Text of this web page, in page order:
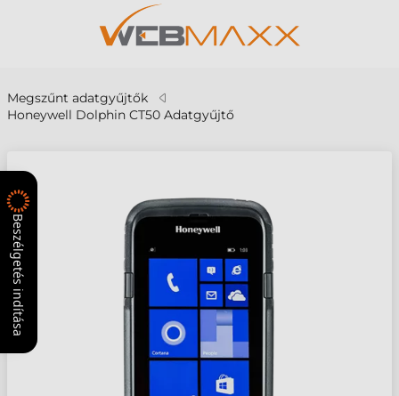
Megszűnt adatgyűjtők
Honeywell Dolphin CT50 Adatgyűjtő
Beszélgetés indítása